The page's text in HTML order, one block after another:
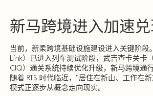
新马跨境进入加速
当前，新柔跨境基础设施建设进入关键阶段
Link）已进入列车测试阶段，武吉查卡关卡
CIQ）通关系统持续优化升级，新马跨境通
随着 RTS 时代临近，“居住在新山、工作在
模式正逐步从概念走向现实。